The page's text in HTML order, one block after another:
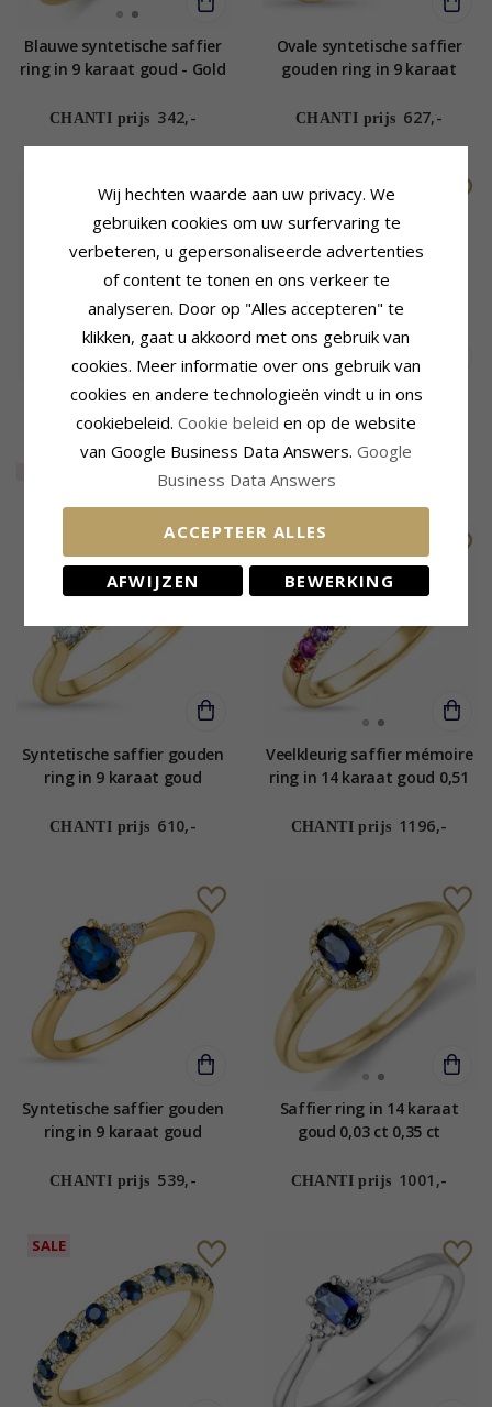
Blauwe syntetische saffier
ring in 9 karaat goud - Gold
CHANTI prijs 342,-
Ovale syntetische saffier
gouden ring in 9 karaat
CHANTI prijs 627,-
Saffier rozetring in 14
karaat goud 0,26 ct 0,65 ct
CHANTI prijs 1476,-
1107,-
Saffier ring in zilver
Syntetische saffier gouden
ring in 9 karaat goud
CHANTI prijs 610,-
Veelkleurig saffier mémoire
ring in 14 karaat goud 0,51
CHANTI prijs 1196,-
Syntetische saffier gouden
ring in 9 karaat goud
CHANTI prijs 539,-
Saffier ring in 14 karaat
goud 0,03 ct 0,35 ct
CHANTI prijs 1001,-
SALE
Wij hechten waarde aan uw privacy. We
gebruiken cookies om uw surfervaring te
verbeteren, u gepersonaliseerde advertenties
of content te tonen en ons verkeer te
analyseren. Door op "Alles accepteren" te
klikken, gaat u akkoord met ons gebruik van
cookies. Meer informatie over ons gebruik van
cookies en andere technologieën vindt u in ons
cookiebeleid. Cookie beleid en op de website
van Google Business Data Answers. Google
Business Data Answers
ACCEPTEER ALLES
AFWIJZEN BEWERKING